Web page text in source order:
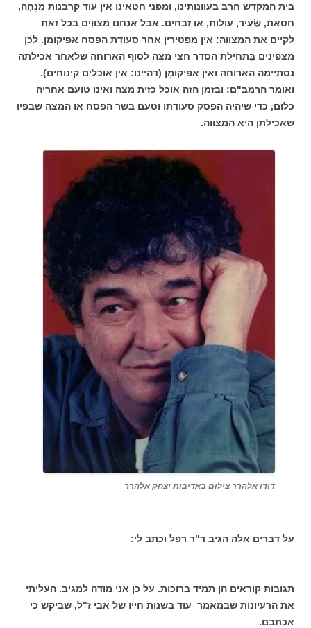
בית המקדש חרב בעוונותינו, וּמפני חטאינו אין עוד קרבנות מִנְחָה,
חטאת, שֶׂעִיר, עולות, או זבחים. אבל אנחנו מצוּוִים בכל זאת
לקיים את המצווָה: אין מפטירין אחר סעודת הפסח אפיקומן. לכן
מצפינים בִּתחילת הסדר חצי מצה לסוף הארוחה שלאחר אכילתה
נסתיימה הארוחה ואין אפיקומָן (דהיינו: אין אוכלים קינוחים).
ואומר הרמב"ם: ובזמן הזה אוכל כזית מצה ואינו טועם אחריה
כלום, כדי שיהיה הפסק סעודתו וטעם בשר הפסח או המצה שבפיו
שאכילתן היא המצווה.
דודו אלהרר צילום באדיבות יצחק אלהרר
על דברים אלה הגיב ד"ר רפל וכתב לי:
תגובות קוראים הן תמיד ברוכות. על כן אני מודה למגיב. העליתי
את הרעיונות שבמאמר עוד בשנות חייו של אבי ז"ל, שביקש כי
אכתבם.